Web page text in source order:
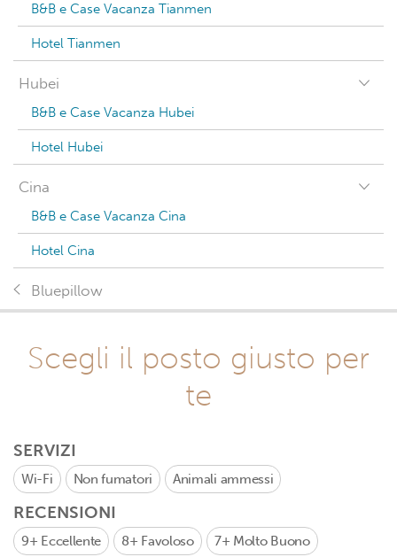
B&B e Case Vacanza Tianmen
Hotel Tianmen
Hubei
B&B e Case Vacanza Hubei
Hotel Hubei
Cina
B&B e Case Vacanza Cina
Hotel Cina
Bluepillow
Scegli il posto giusto per
te
SERVIZI
Wi-Fi Non fumatori Animali ammessi
RECENSIONI
9+ Eccellente 8+ Favoloso 7+ Molto Buono